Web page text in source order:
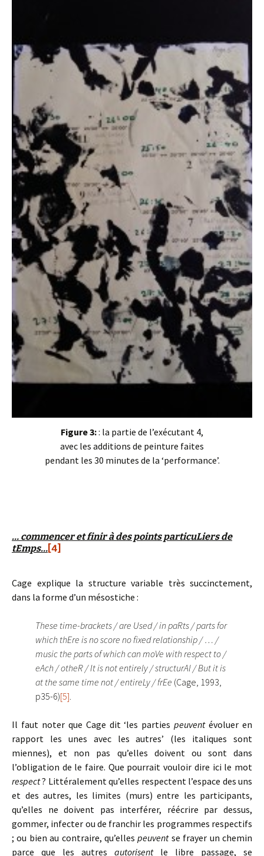
Figure 3:: la partie de l’exécutant 4,
avec les additions de peinture faites
pendant les 30 minutes de la ‘performance’.
… commencer et finir à des points particuLiers de
tEmps… [4]
Cage explique la structure variable très succinctement,
dans la forme d’un mésostiche :
These time-brackets / are Used / in paRts / parts for
which thEre is no score no fixed relationship / … /
music the parts of which can moVe with respect to /
eAch / otheR / It is not entirely / structurAl / But it is
at the same time not / entireLy / frEe (Cage, 1993,
p35-6)[5].
Il faut noter que Cage dit ‘les partiespeuventévoluer en
rapport les unes avec les autres’ (les italiques sont
miennes), et non pas qu’elles doivent ou sont dans
l’obligation de le faire. Que pourrait vouloir dire ici le mot
respect? Littéralement qu’elles respectent l’espace des uns
et des autres, les limites (murs) entre les participants,
qu’elles ne doivent pas interférer, réécrire par dessus,
gommer, infecter ou de franchir les programmes respectifs
; ou bien au contraire, qu’ellespeuventse frayer un chemin
parce que les autres autorisentle libre passage, se